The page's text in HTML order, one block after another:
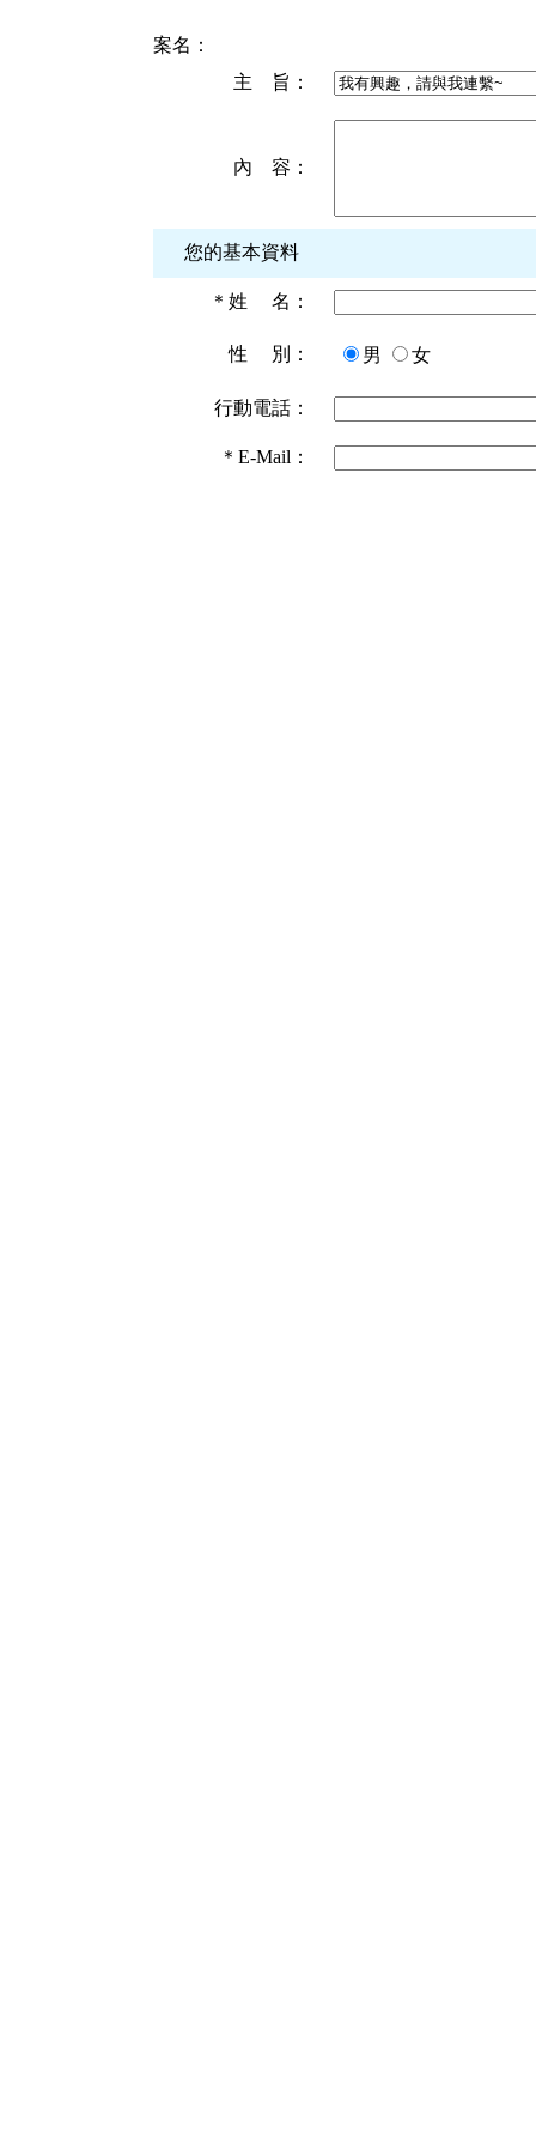
案名：
主 旨：
內 容：
您的基本資料
＊ 姓 名：
性 別： 男 女
行動電話：
＊ E-Mail：